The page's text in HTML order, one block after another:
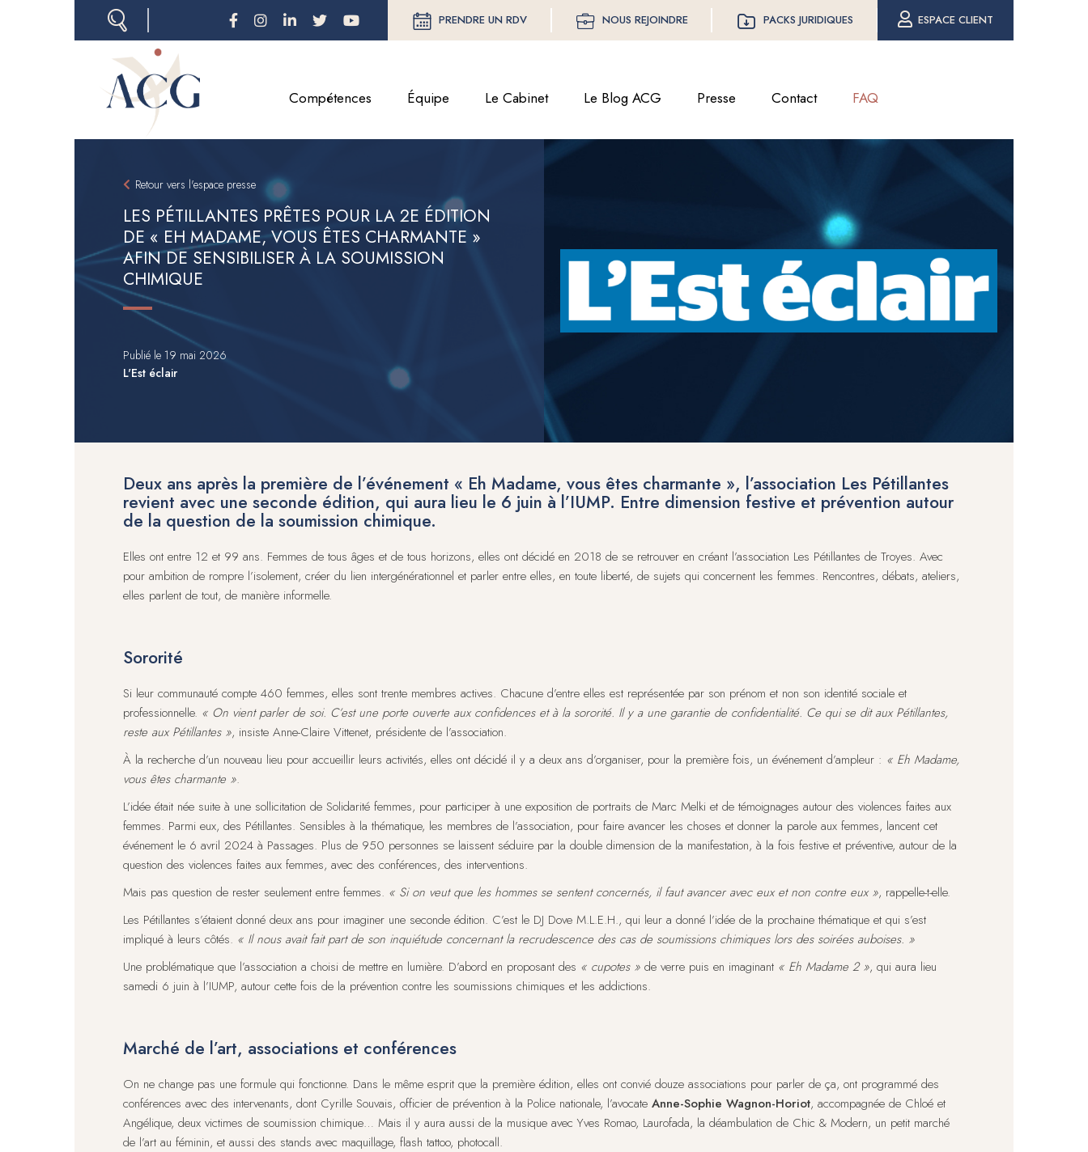
PRENDRE UN RDV NOUS REJOINDRE PACKS JURIDIQUES ESPACE CLIENT
Compétences Équipe Le Cabinet Le Blog ACG Presse Contact FAQ
Retour vers l'espace presse
LES PÉTILLANTES PRÊTES POUR LA 2E ÉDITION
DE « EH MADAME, VOUS ÊTES CHARMANTE »
AFIN DE SENSIBILISER À LA SOUMISSION
CHIMIQUE
Publié le 19 mai 2026
L'Est éclair
Deux ans après la première de l’événement « Eh Madame, vous êtes charmante », l’association Les Pétillantes
revient avec une seconde édition, qui aura lieu le 6 juin à l’IUMP. Entre dimension festive et prévention autour
de la question de la soumission chimique.
Elles ont entre 12 et 99 ans. Femmes de tous âges et de tous horizons, elles ont décidé en 2018 de se retrouver en créant l’association Les Pétillantes de Troyes. Avec
pour ambition de rompre l’isolement, créer du lien intergénérationnel et parler entre elles, en toute liberté, de sujets qui concernent les femmes. Rencontres, débats, ateliers,
elles parlent de tout, de manière informelle.
Sororité
Si leur communauté compte 460 femmes, elles sont trente membres actives. Chacune d’entre elles est représentée par son prénom et non son identité sociale et
professionnelle. « On vient parler de soi. C’est une porte ouverte aux confidences et à la sororité. Il y a une garantie de confidentialité. Ce qui se dit aux Pétillantes,
reste aux Pétillantes », insiste Anne-Claire Vittenet, présidente de l’association.
À la recherche d’un nouveau lieu pour accueillir leurs activités, elles ont décidé il y a deux ans d’organiser, pour la première fois, un événement d’ampleur : « Eh Madame,
vous êtes charmante ».
L’idée était née suite à une sollicitation de Solidarité femmes, pour participer à une exposition de portraits de Marc Melki et de témoignages autour des violences faites aux
femmes. Parmi eux, des Pétillantes. Sensibles à la thématique, les membres de l’association, pour faire avancer les choses et donner la parole aux femmes, lancent cet
événement le 6 avril 2024 à Passages. Plus de 950 personnes se laissent séduire par la double dimension de la manifestation, à la fois festive et préventive, autour de la
question des violences faites aux femmes, avec des conférences, des interventions.
Mais pas question de rester seulement entre femmes. « Si on veut que les hommes se sentent concernés, il faut avancer avec eux et non contre eux », rappelle-t-elle.
Les Pétillantes s’étaient donné deux ans pour imaginer une seconde édition. C’est le DJ Dove M.L.E.H., qui leur a donné l’idée de la prochaine thématique et qui s’est
impliqué à leurs côtés. « Il nous avait fait part de son inquiétude concernant la recrudescence des cas de soumissions chimiques lors des soirées auboises. »
Une problématique que l’association a choisi de mettre en lumière. D’abord en proposant des « cupotes » de verre puis en imaginant « Eh Madame 2 », qui aura lieu
samedi 6 juin à l’IUMP, autour cette fois de la prévention contre les soumissions chimiques et les addictions.
Marché de l’art, associations et conférences
On ne change pas une formule qui fonctionne. Dans le même esprit que la première édition, elles ont convié douze associations pour parler de ça, ont programmé des
conférences avec des intervenants, dont Cyrille Souvais, officier de prévention à la Police nationale, l’avocate Anne-Sophie Wagnon-Horiot, accompagnée de Chloé et
Angélique, deux victimes de soumission chimique… Mais il y aura aussi de la musique avec Yves Romao, Laurofada, la déambulation de Chic & Modern, un petit marché
de l’art au féminin, et aussi des stands avec maquillage, flash tattoo, photocall.